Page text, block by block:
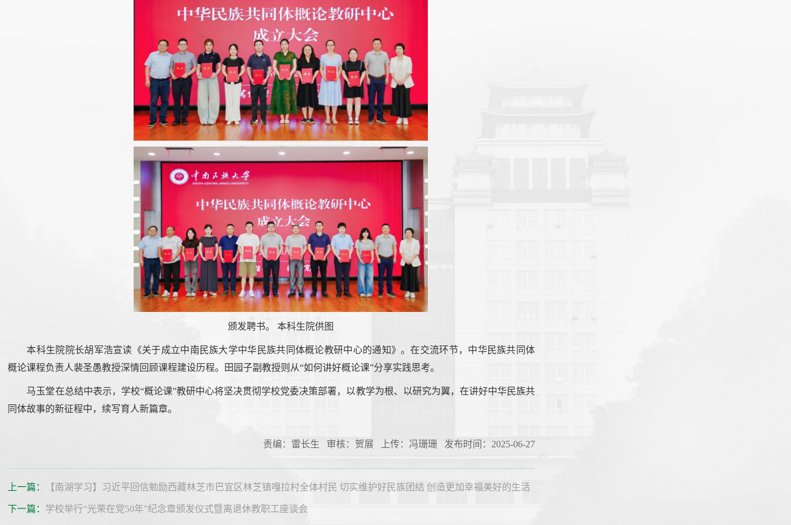
颁发聘书。 本科生院供图
本科生院院长胡军浩宣读《关于成立中南民族大学中华民族共同体概论教研中心的通知》。在交流环节，中华民族共同体
概论课程负责人裴圣愚教授深情回顾课程建设历程。田园子副教授则从“如何讲好概论课”分享实践思考。
马玉堂在总结中表示，学校“概论课”教研中心将坚决贯彻学校党委决策部署，以教学为根、以研究为翼，在讲好中华民族共
同体故事的新征程中，续写育人新篇章。
责编：雷长生 审核：贺展 上传：冯珊珊 发布时间：2025-06-27
上一篇： 【南湖学习】习近平回信勉励西藏林芝市巴宜区林芝镇嘎拉村全体村民 切实维护好民族团结 创造更加幸福美好的生活
下一篇： 学校举行“光荣在党50年”纪念章颁发仪式暨离退休教职工座谈会